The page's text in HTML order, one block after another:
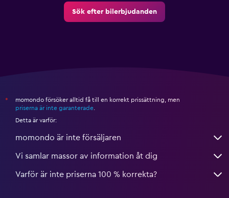
Sök efter bilerbjudanden
*
momondo försöker alltid få till en korrekt prissättning, men
priserna är inte garanterade.
Detta är varför:
momondo är inte försäljaren
Vi samlar massor av information åt dig
Varför är inte priserna 100 % korrekta?